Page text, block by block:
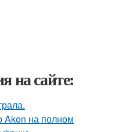
на сайте:
Akon на полном